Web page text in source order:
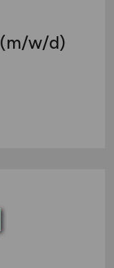
(m/w/d)